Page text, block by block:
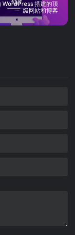
WordPress 搭建的顶
级网站和博客